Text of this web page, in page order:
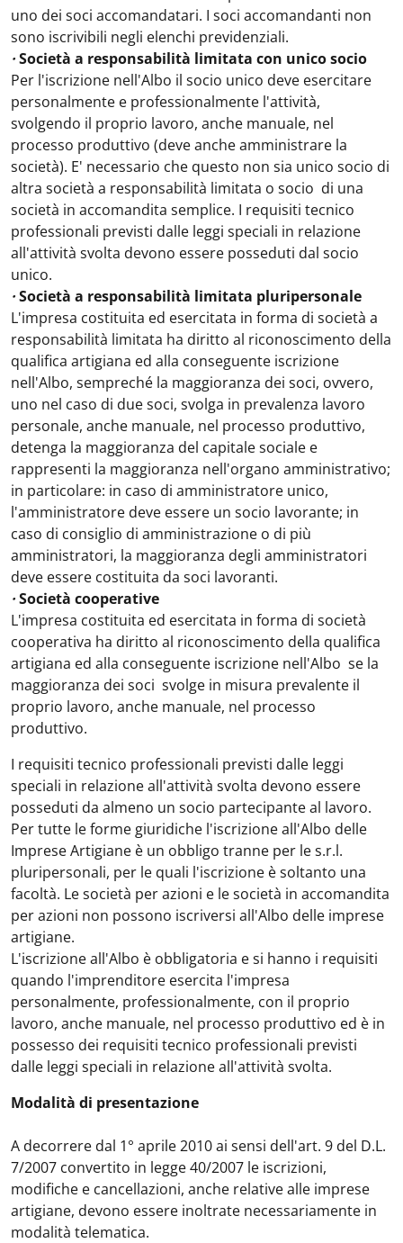
uno dei soci accomandatari. I soci accomandanti non
sono iscrivibili negli elenchi previdenziali.
·Società a responsabilità limitata con unicosocio
Per l'iscrizione nell'Albo il socio unico deve esercitare
personalmente e professionalmente l'attività,
svolgendo il proprio lavoro, anche manuale, nel
processo produttivo (deve anche amministrare la
società). E' necessario che questo non sia unico socio di
altra società a responsabilità limitata o socio di una
società in accomandita semplice. I requisiti tecnico
professionali previsti dalle leggi speciali in relazione
all'attività svolta devono essere posseduti dal socio
unico.
·Società a responsabilità limitata pluripersonale
L'impresa costituita ed esercitata in forma di società a
responsabilità limitata ha diritto al riconoscimento della
qualifica artigiana ed alla conseguente iscrizione
nell'Albo, sempreché la maggioranza dei soci, ovvero,
uno nel caso di due soci, svolga in prevalenza lavoro
personale, anche manuale, nel processo produttivo,
detenga la maggioranza del capitale sociale e
rappresenti la maggioranza nell'organo amministrativo;
in particolare: in caso di amministratore unico,
l'amministratore deve essere un socio lavorante; in
caso di consiglio di amministrazione o di più
amministratori, la maggioranza degli amministratori
deve essere costituita da soci lavoranti.
·Società cooperative
L'impresa costituita ed esercitata in forma di società
cooperativa ha diritto al riconoscimento della qualifica
artigiana ed alla conseguente iscrizione nell'Albo se la
maggioranza dei soci svolge in misura prevalente il
proprio lavoro, anche manuale, nel processo
produttivo.
I requisiti tecnico professionali previsti dalle leggi
speciali in relazione all'attività svolta devono essere
posseduti da almeno un socio partecipante al lavoro.
Per tutte le forme giuridiche l'iscrizione all'Albo delle
Imprese Artigiane è un obbligo tranne per le s.r.l.
pluripersonali, per le quali l'iscrizione è soltanto una
facoltà. Le società per azioni e le società in accomandita
per azioni non possono iscriversi all'Albo delle imprese
artigiane.
L'iscrizione all'Albo è obbligatoria e si hanno i requisiti
quando l'imprenditore esercita l'impresa
personalmente, professionalmente, con il proprio
lavoro, anche manuale, nel processo produttivo ed è in
possesso dei requisiti tecnico professionali previsti
dalle leggi speciali in relazione all'attività svolta.
Modalità di presentazione
A decorrere dal 1° aprile 2010 ai sensi dell'art. 9 del D.L.
7/2007 convertito in legge 40/2007 le iscrizioni,
modifiche e cancellazioni, anche relative alle imprese
artigiane, devono essere inoltrate necessariamente in
modalità telematica.